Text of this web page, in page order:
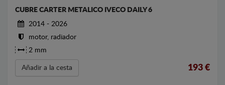
CUBRE CARTER METALICO IVECO DAILY 6
2014 - 2026
motor, radiador
2 mm
Añadir a la cesta 193 €